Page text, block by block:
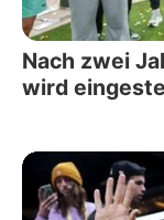
Nach zwei
wird